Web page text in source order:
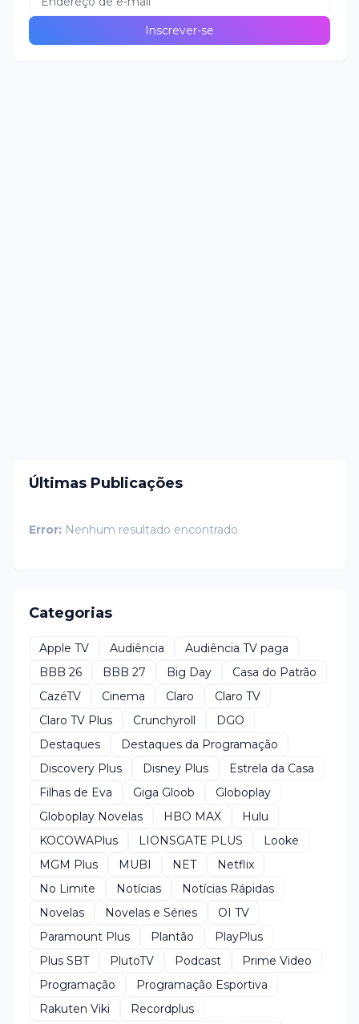
Últimas Publicações
Error: Nenhum resultado encontrado
Categorias
Apple TV Audiência
Audiência TV paga
BBB 26
BBB 27 Big Day
Casa do Patrão
CazéTV
Cinema Claro
Claro TV
Claro TV Plus
Crunchyroll
DGO
Destaques
Destaques da Programação
Discovery Plus
Disney Plus
Estrela da Casa
Filhas de Eva
Giga Gloob
Globoplay
Globoplay Novelas
HBO MAX
Hulu
KOCOWAPlus
LIONSGATE PLUS
Looke
MGM Plus
MUBI NET
Netflix
No Limite
Notícias
Notícias Rápidas
Novelas
Novelas e Séries
OI TV
Paramount Plus
Plantão
PlayPlus
Plus SBT
PlutoTV Podcast
Prime Video
Programação
Programação Esportiva
Rakuten Viki
Recordplus